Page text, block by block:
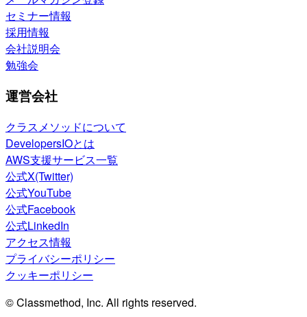
セミナー情報
採用情報
会社説明会
勉強会
運営会社
クラスメソッドについて
DevelopersIOとは
AWS支援サービス一覧
公式X(Twitter)
公式YouTube
公式Facebook
公式LinkedIn
アクセス情報
プライバシーポリシー
クッキーポリシー
© Classmethod, Inc. All rights reserved.